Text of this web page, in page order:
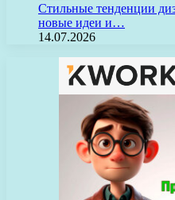
Стильные тенденции
новые идеи и…
14.07.2026